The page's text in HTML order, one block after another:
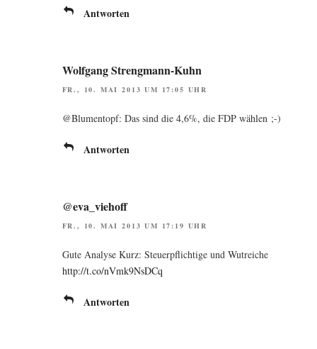
Antworten
Wolfgang Strengmann-Kuhn
FR., 10. MAI 2013 UM 17:05 UHR
@Blumentopf: Das sind die 4,6%, die FDP wählen ;-)
Antworten
@eva_viehoff
FR., 10. MAI 2013 UM 17:19 UHR
Gute Ana­ly­se Kurz: Steu­er­pflich­ti­ge und Wut­rei­che
http://t.co/nVmk9NsDCq
Antworten